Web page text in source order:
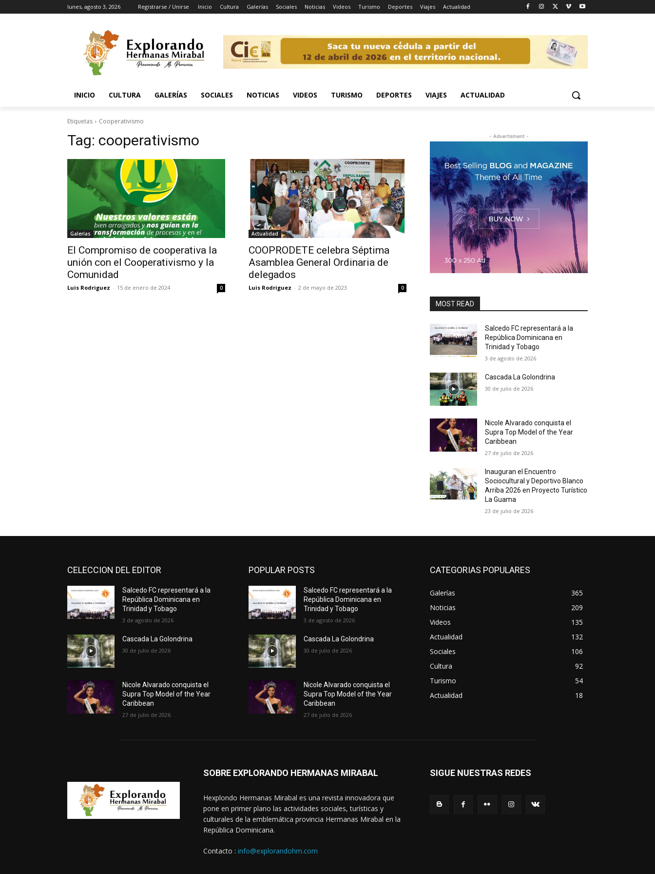
lunes, agosto 3, 2026 Registrarse / Unirse Inicio Cultura Galerías Sociales Noticias Videos Turismo Deportes Viajes Actualidad
INICIO CULTURA GALERÍAS SOCIALES NOTICIAS VIDEOS TURISMO DEPORTES VIAJES ACTUALIDAD
Etiquetas Cooperativismo
Tag: cooperativismo
Galerías
El Compromiso de cooperativa la
unión con el Cooperativismo y la
Comunidad
Luis Rodriguez - 15 de enero de 2024 0
Actualidad
COOPRODETE celebra Séptima
Asamblea General Ordinaria de
delegados
Luis Rodriguez - 2 de mayo de 2023 0
- Advertisment -
MOST READ
Salcedo FC representará a la
República Dominicana en
Trinidad y Tobago
3 de agosto de 2026
Cascada La Golondrina
30 de julio de 2026
Nicole Alvarado conquista el
Supra Top Model of the Year
Caribbean
27 de julio de 2026
Inauguran el Encuentro
Sociocultural y Deportivo Blanco
Arriba 2026 en Proyecto Turístico
La Guama
23 de julio de 2026
CELECCION DEL EDITOR
Salcedo FC representará a la
República Dominicana en
Trinidad y Tobago
3 de agosto de 2026
Cascada La Golondrina
30 de julio de 2026
Nicole Alvarado conquista el
Supra Top Model of the Year
Caribbean
27 de julio de 2026
POPULAR POSTS
Salcedo FC representará a la
República Dominicana en
Trinidad y Tobago
3 de agosto de 2026
Cascada La Golondrina
30 de julio de 2026
Nicole Alvarado conquista el
Supra Top Model of the Year
Caribbean
27 de julio de 2026
CATEGORIAS POPULARES
Galerías
365
Noticias
209
Videos
135
Actualidad
132
Sociales
106
Cultura
92
Turismo
54
Actualidad
18
SOBRE EXPLORANDO HERMANAS MIRABAL
Hexplondo Hermanas Mirabal es una revista innovadora que
pone en primer plano las actividades sociales, turísticas y
culturales de la emblemática provincia Hermanas Mirabal en la
República Dominicana.
Contacto : info@explorandohm.com
SIGUE NUESTRAS REDES